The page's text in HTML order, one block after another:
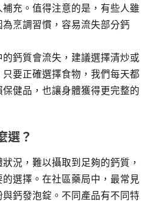
充。值得注意的是，有些人雖
烹調習慣，容易流失部分鈣
鈣質會流失，建議選擇清炒或
要正確選擇食物，我們每天都
健品，也讓身體獲得更完整的
選？
況，難以攝取到足夠的鈣質，
選擇。在社區藥局中，最常見
鈣發泡錠。不同產品有不同特